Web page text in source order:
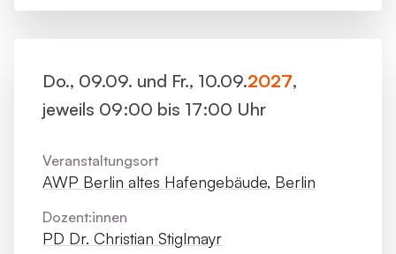
Do., 09.09. und Fr., 10.09.2027,
jeweils 09:00 bis 17:00 Uhr
Veranstaltungsort
AWP Berlin altes Hafengebäude, Berlin
Dozent:innen
PD Dr. Christian Stiglmayr